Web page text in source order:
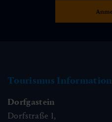
Tourismus Information
Dorfgastein
Dorfstraße 1,